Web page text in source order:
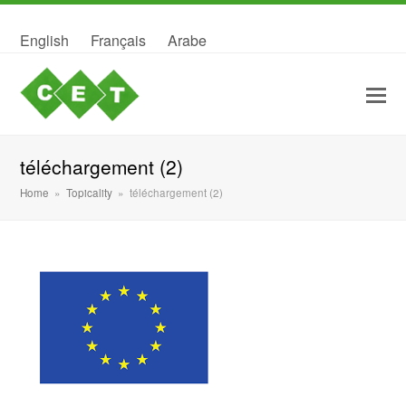
English Français Arabe
téléchargement (2)
Home » Topicality » téléchargement (2)